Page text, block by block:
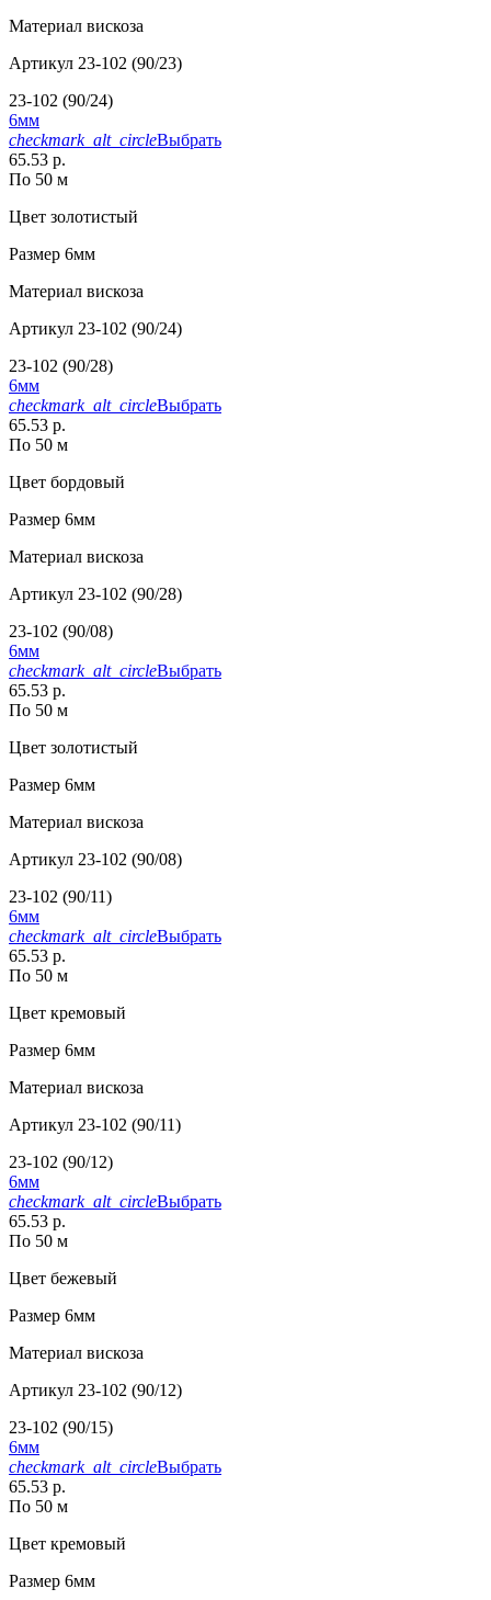
Материал вискоза
Артикул 23-102 (90/23)
23-102 (90/24)
6мм
checkmark_alt_circleВыбрать
65.53 р.
По 50 м
Цвет золотистый
Размер 6мм
Материал вискоза
Артикул 23-102 (90/24)
23-102 (90/28)
6мм
checkmark_alt_circleВыбрать
65.53 р.
По 50 м
Цвет бордовый
Размер 6мм
Материал вискоза
Артикул 23-102 (90/28)
23-102 (90/08)
6мм
checkmark_alt_circleВыбрать
65.53 р.
По 50 м
Цвет золотистый
Размер 6мм
Материал вискоза
Артикул 23-102 (90/08)
23-102 (90/11)
6мм
checkmark_alt_circleВыбрать
65.53 р.
По 50 м
Цвет кремовый
Размер 6мм
Материал вискоза
Артикул 23-102 (90/11)
23-102 (90/12)
6мм
checkmark_alt_circleВыбрать
65.53 р.
По 50 м
Цвет бежевый
Размер 6мм
Материал вискоза
Артикул 23-102 (90/12)
23-102 (90/15)
6мм
checkmark_alt_circleВыбрать
65.53 р.
По 50 м
Цвет кремовый
Размер 6мм